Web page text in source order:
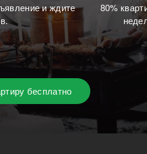
и ждите
80%
бесплатно